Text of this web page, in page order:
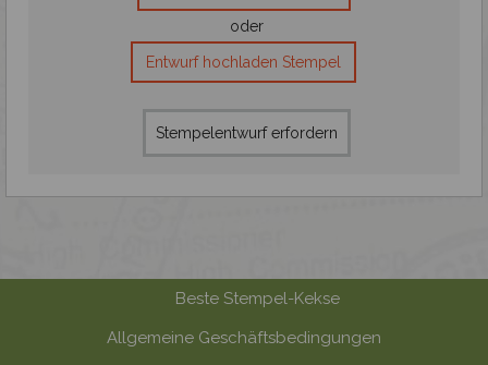
oder
Entwurf hochladen Stempel
Stempelentwurf erfordern
Beste Stempel-Kekse
Allgemeine Geschäftsbedingungen